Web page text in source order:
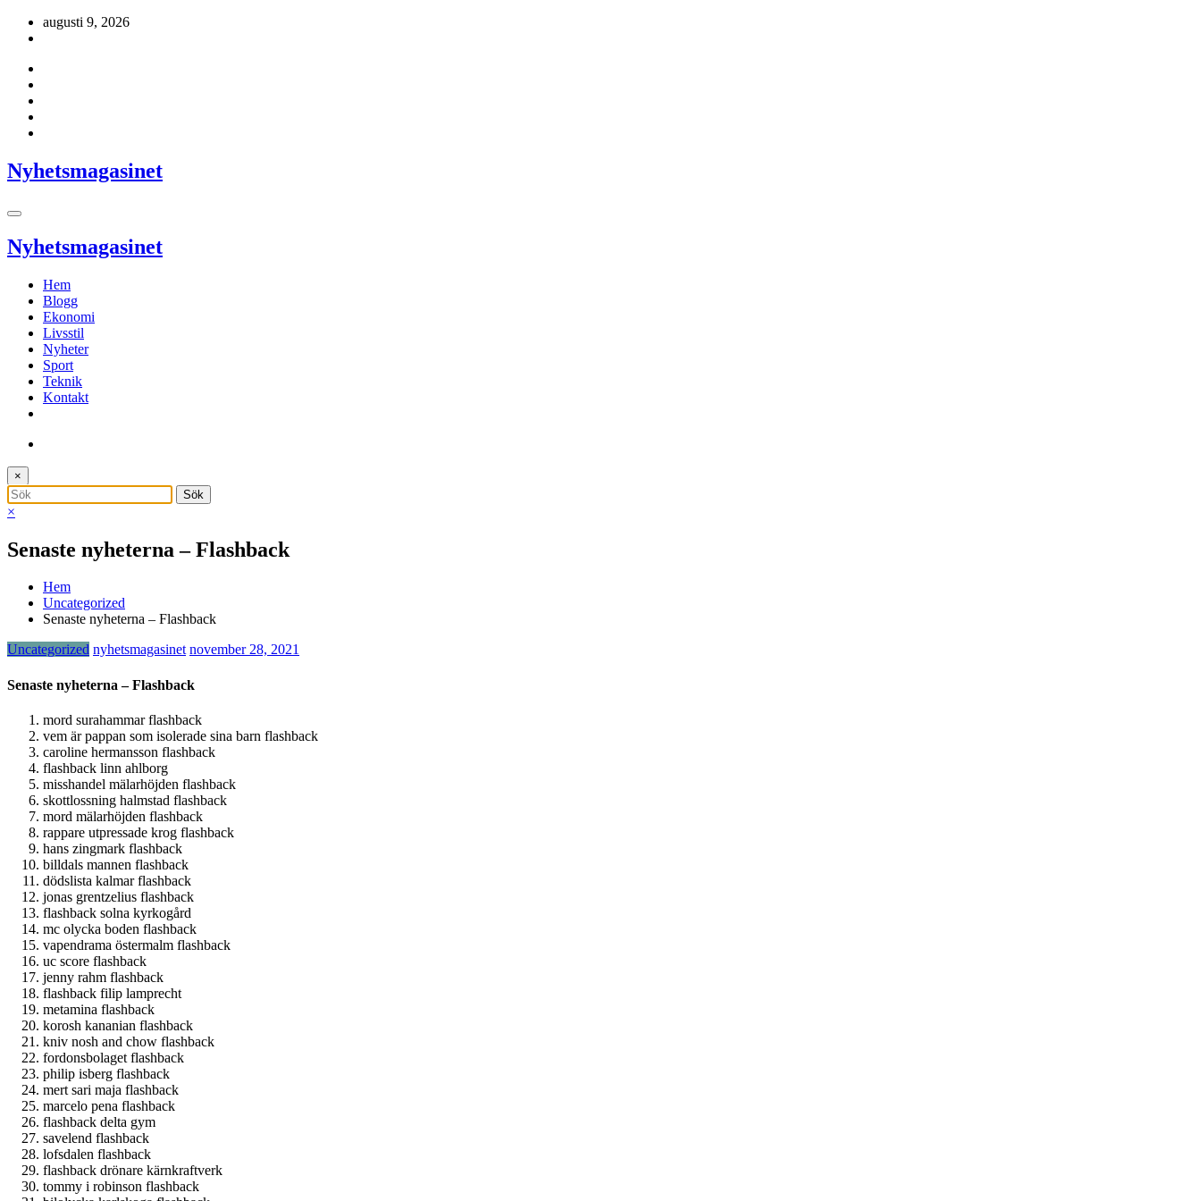
Hoppaaugusti 9, 2026
Nyhetsmagasinet
Nyhetsmagasinet
Hem
Blogg
Ekonomi
Livsstil
Nyheter
Sport
Teknik
Kontakt
×
×
Senaste nyheterna – Flashback
Hem
Uncategorized
Senaste nyheterna – Flashback
Uncategorized nyhetsmagasinet november 28, 2021
Senaste nyheterna – Flashback
mord surahammar flashback
vem är pappan som isolerade sina barn flashback
caroline hermansson flashback
flashback linn ahlborg
misshandel mälarhöjden flashback
skottlossning halmstad flashback
mord mälarhöjden flashback
rappare utpressade krog flashback
hans zingmark flashback
billdals mannen flashback
dödslista kalmar flashback
jonas grentzelius flashback
flashback solna kyrkogård
mc olycka boden flashback
vapendrama östermalm flashback
uc score flashback
jenny rahm flashback
flashback filip lamprecht
metamina flashback
korosh kananian flashback
kniv nosh and chow flashback
fordonsbolaget flashback
philip isberg flashback
mert sari maja flashback
marcelo pena flashback
flashback delta gym
savelend flashback
lofsdalen flashback
flashback drönare kärnkraftverk
tommy i robinson flashback